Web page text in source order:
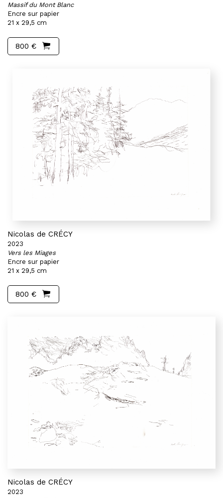
Massif du Mont Blanc
Encre sur papier
21 x 29,5 cm
800 €
Nicolas de CRÉCY
2023
Vers les Miages
Encre sur papier
21 x 29,5 cm
800 €
Nicolas de CRÉCY
2023